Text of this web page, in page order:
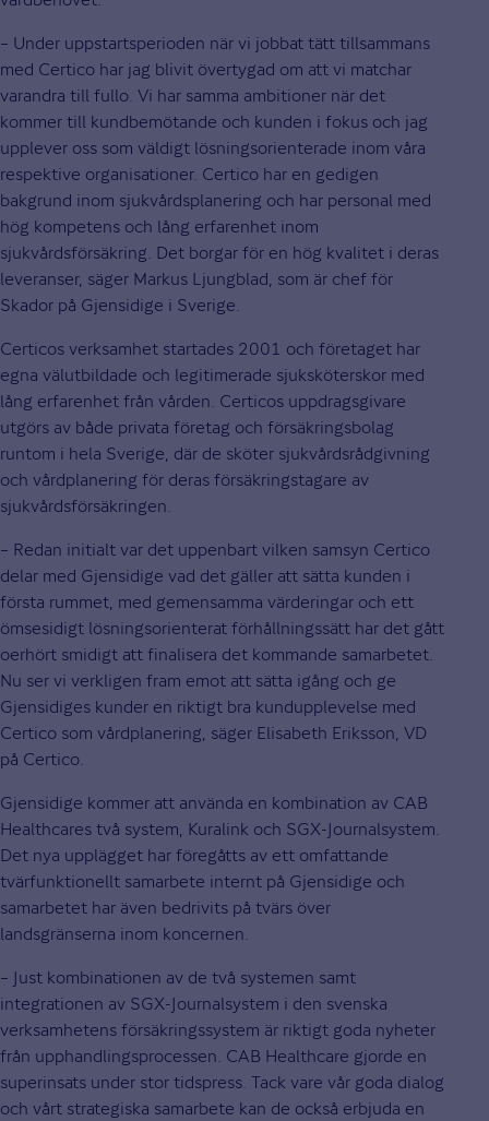
– Under uppstartsperioden när vi jobbat tätt tillsammans
med Certico har jag blivit övertygad om att vi matchar
varandra till fullo. Vi har samma ambitioner när det
kommer till kundbemötande och kunden i fokus och jag
upplever oss som väldigt lösningsorienterade inom våra
respektive organisationer. Certico har en gedigen
bakgrund inom sjukvårdsplanering och har personal med
hög kompetens och lång erfarenhet inom
sjukvårdsförsäkring. Det borgar för en hög kvalitet i deras
leveranser, säger Markus Ljungblad, som är chef för
Skador på Gjensidige i Sverige.
Certicos verksamhet startades 2001 och företaget har
egna välutbildade och legitimerade sjuksköterskor med
lång erfarenhet från vården. Certicos uppdragsgivare
utgörs av både privata företag och försäkringsbolag
runtom i hela Sverige, där de sköter sjukvårdsrådgivning
och vårdplanering för deras försäkringstagare av
sjukvårdsförsäkringen.
– Redan initialt var det uppenbart vilken samsyn Certico
delar med Gjensidige vad det gäller att sätta kunden i
första rummet, med gemensamma värderingar och ett
ömsesidigt lösningsorienterat förhållningssätt har det gått
oerhört smidigt att finalisera det kommande samarbetet.
Nu ser vi verkligen fram emot att sätta igång och ge
Gjensidiges kunder en riktigt bra kundupplevelse med
Certico som vårdplanering, säger Elisabeth Eriksson, VD
på Certico.
Gjensidige kommer att använda en kombination av CAB
Healthcares två system, Kuralink och SGX-Journalsystem.
Det nya upplägget har föregåtts av ett omfattande
tvärfunktionellt samarbete internt på Gjensidige och
samarbetet har även bedrivits på tvärs över
landsgränserna inom koncernen.
– Just kombinationen av de två systemen samt
integrationen av SGX-Journalsystem i den svenska
verksamhetens försäkringssystem är riktigt goda nyheter
från upphandlingsprocessen. CAB Healthcare gjorde en
superinsats under stor tidspress. Tack vare vår goda dialog
och vårt strategiska samarbete kan de också erbjuda en